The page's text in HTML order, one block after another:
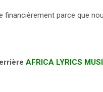
financièrement parce que
AFRICA LYRICS